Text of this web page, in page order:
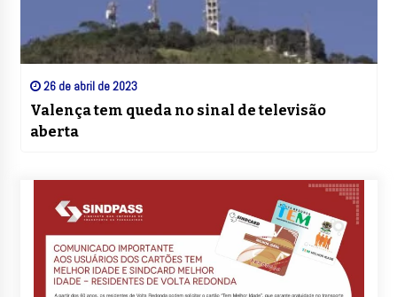
26 de abril de 2023
Valença tem queda no sinal de televisão
aberta